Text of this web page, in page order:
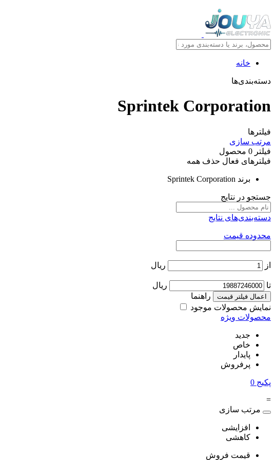
خانه
دسته‌بندی‌ها
Sprintek Corporation
فیلترها
مرتب سازی
فیلتر 0 محصول
فیلترهای فعال حذف همه
برند Sprintek Corporation
جستجو در نتایج
دسته‌بندی‌های نتایج
محدوده قیمت
از ریال
تا ریال
اعمال فیلتر قیمت
راهنما
نمایش محصولات موجود
محصولات ویژه
جدید
خاص
پایدار
پرفروش
پکیج 0
=
مرتب سازی
افزایشی
کاهشی
قیمت فروش